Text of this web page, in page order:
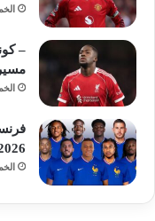
الخميس - 4
–
الخميس - 4
2026 وإسبانيا
الخميس - 4